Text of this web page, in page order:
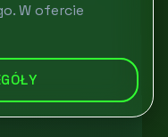
W ofercie